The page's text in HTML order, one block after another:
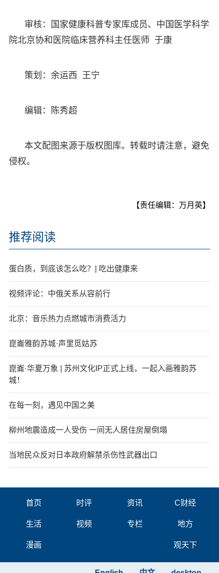
审核：国家健康科普专家库成员、中国医学科学
院北京协和医院临床营养科主任医师 于康
策划：余运西 王宁
编辑：陈秀超
本文配图来源于版权图库。转载时请注意，避免
侵权。
【责任编辑：万月英】
推荐阅读
蛋白质，到底该怎么吃？| 吃出健康来
视频评论：中俄关系从容前行
北京：音乐热力点燃城市消费活力
崑崙雅韵苏城·声里觅姑苏
崑崙·华夏万象 | 苏州文化IP正式上线，一起入画雅韵苏
城！
在每一刻，遇见中国之美
柳州地震造成一人受伤 一间无人居住房屋倒塌
当地民众反对日本政府解禁杀伤性武器出口
首页 时评 资讯 C财经
生活 视频 专栏 地方
漫画 观天下